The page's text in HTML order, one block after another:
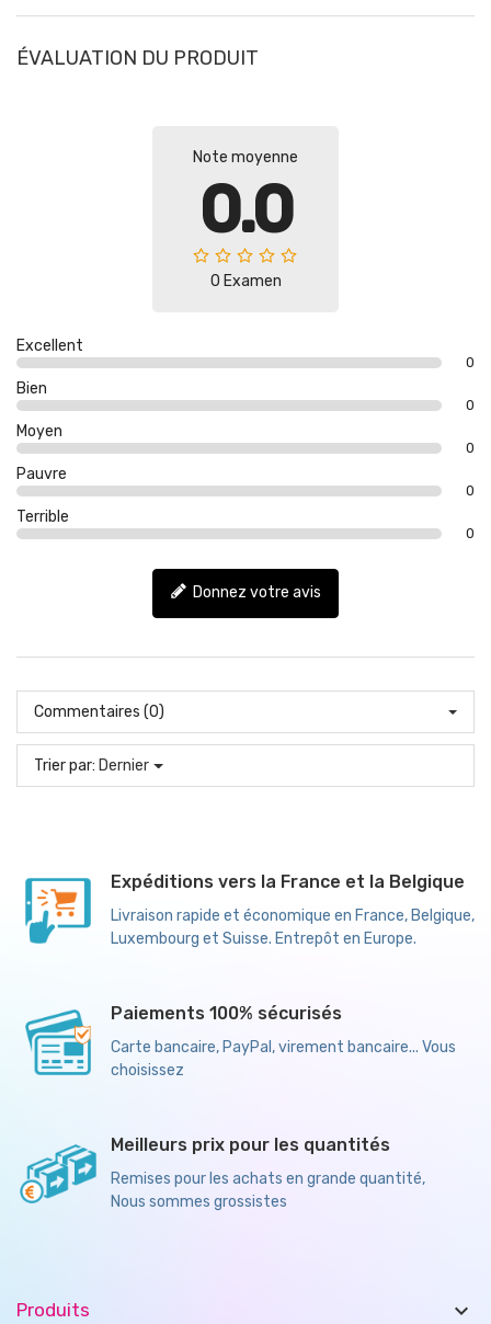
ÉVALUATION DU PRODUIT
Note moyenne
0.0
0 Examen
Excellent
0
Bien
0
Moyen
0
Pauvre
0
Terrible
0
Donnez votre avis
Commentaires (0)
Trier par: Dernier
Expéditions vers la France et la Belgique
Livraison rapide et économique en France, Belgique,
Luxembourg et Suisse. Entrepôt en Europe.
Paiements 100% sécurisés
Carte bancaire, PayPal, virement bancaire... Vous
choisissez
Meilleurs prix pour les quantités
Remises pour les achats en grande quantité,
Nous sommes grossistes
Produits 